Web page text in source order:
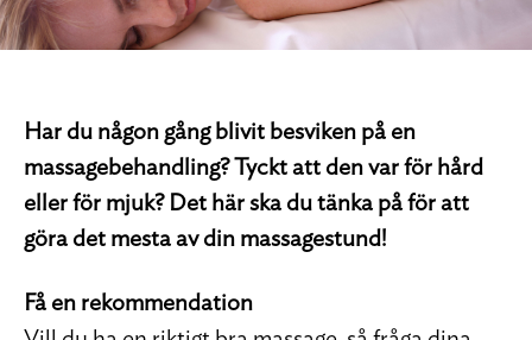
Har du någon gång blivit besviken på en
massagebehandling? Tyckt att den var för hård
eller för mjuk? Det här ska du tänka på för att
göra det mesta av din massagestund!
Få en rekommendation